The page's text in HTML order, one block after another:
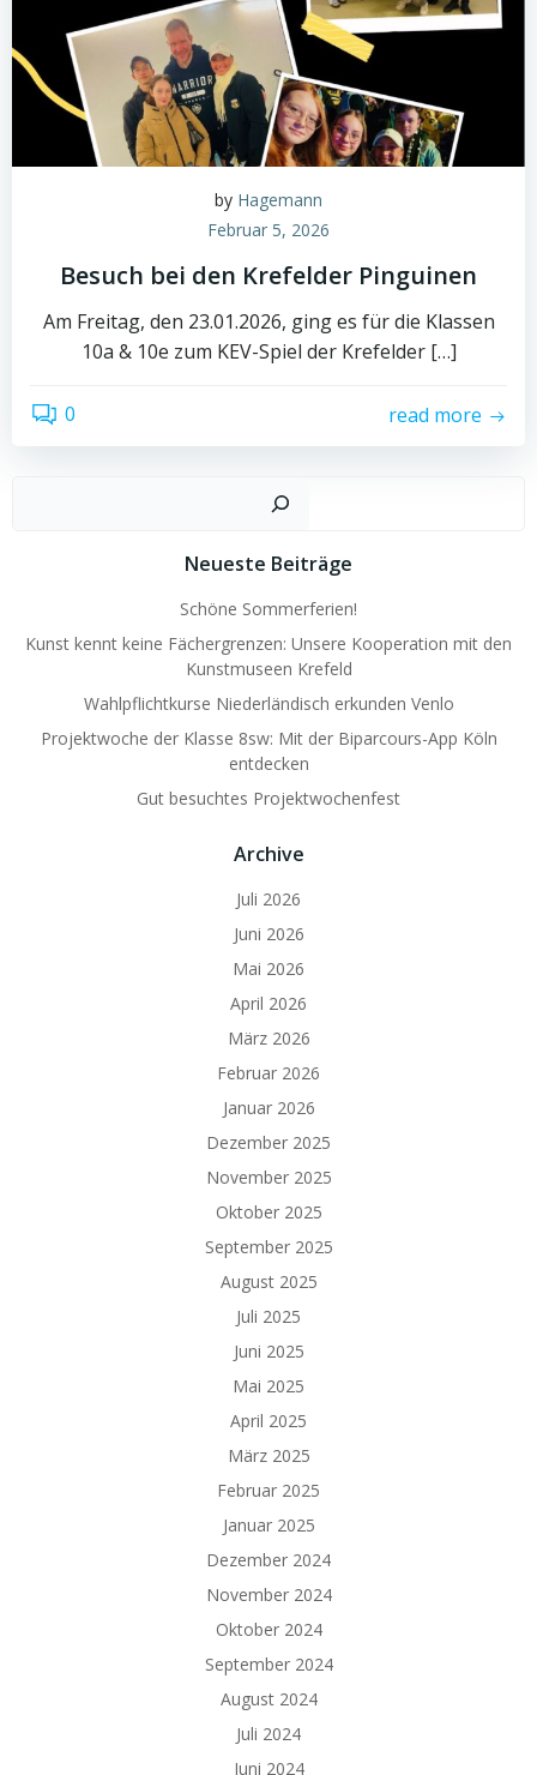
by Hagemann
Februar 5, 2026
Besuch bei den Krefelder Pinguinen
Am Freitag, den 23.01.2026, ging es für die Klassen
10a & 10e zum KEV-Spiel der Krefelder […]
0 read more
Neueste Beiträge
Schöne Sommerferien!
Kunst kennt keine Fächergrenzen: Unsere Kooperation mit den
Kunstmuseen Krefeld
Wahlpflichtkurse Niederländisch erkunden Venlo
Projektwoche der Klasse 8sw: Mit der Biparcours-App Köln
entdecken
Gut besuchtes Projektwochenfest
Archive
Juli 2026
Juni 2026
Mai 2026
April 2026
März 2026
Februar 2026
Januar 2026
Dezember 2025
November 2025
Oktober 2025
September 2025
August 2025
Juli 2025
Juni 2025
Mai 2025
April 2025
März 2025
Februar 2025
Januar 2025
Dezember 2024
November 2024
Oktober 2024
September 2024
August 2024
Juli 2024
Juni 2024